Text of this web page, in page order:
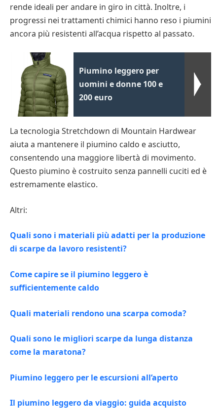
rende ideali per andare in giro in città. Inoltre, i
progressi nei trattamenti chimici hanno reso i piumini
ancora più resistenti all’acqua rispetto al passato.
Piumino leggero per
uomini e donne 100 e
200 euro
La tecnologia Stretchdown di Mountain Hardwear
aiuta a mantenere il piumino caldo e asciutto,
consentendo una maggiore libertà di movimento.
Questo piumino è costruito senza pannelli cuciti ed è
estremamente elastico.
Altri:
Quali sono i materiali più adatti per la produzione
di scarpe da lavoro resistenti?
Come capire se il piumino leggero è
sufficientemente caldo
Quali materiali rendono una scarpa comoda?
Quali sono le migliori scarpe da lunga distanza
come la maratona?
Piumino leggero per le escursioni all’aperto
Il piumino leggero da viaggio: guida acquisto